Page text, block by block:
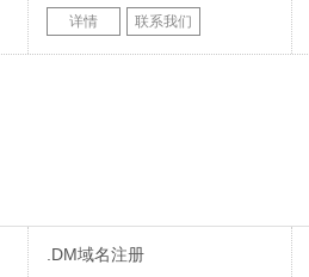
详情 联系我们
.DM域名注册